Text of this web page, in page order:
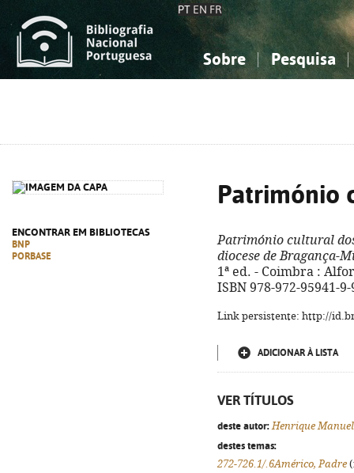
PT EN FR
Sobre Pesquisa
ENCONTRAR EM BIBLIOTECAS
BNP
PORBASE
Património
Património cultural
diocese de Bragança-
1ª ed. - Coimbra :
ISBN 978-972-95941-9-
Link persistente: http://
ADICIONAR À LISTA
VER TÍTULOS
deste autor: Henrique
destes temas:
272-726.1/.6Américo, Padre